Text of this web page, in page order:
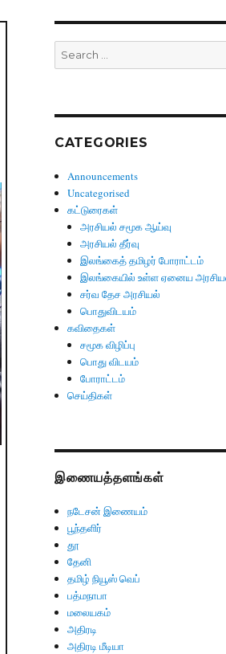
Search
for:
CATEGORIES
Announcements
Uncategorised
கட்டுரைகள்
அரசியல் சமூக ஆய்வு
அரசியல் தீர்வு
இலங்கைத் தமிழர் போராட்டம்
இலங்கையில் உள்ள ஏனைய
சர்வ தேச அரசியல்
பொதுவிடயம்
கவிதைகள்
சமூக விழிப்பு
பொது விடயம்
போராட்டம்
செய்திகள்
இணையத்தளங்கள்
நடேசன் இணையம்
பூந்தளிர்
தூ
தேனி
தமிழ் நியூஸ் வெப்
பத்மநாபா
மலையகம்
அதிரடி
அதிரடி மீடியா